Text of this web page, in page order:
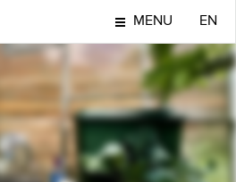
MENU EN
A OBJEVY